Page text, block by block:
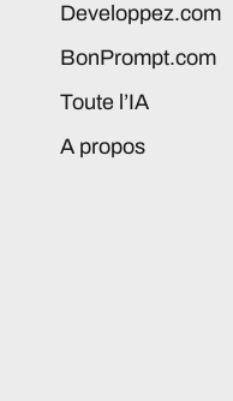
Developpez.com
BonPrompt.com
Toute l’IA
A propos